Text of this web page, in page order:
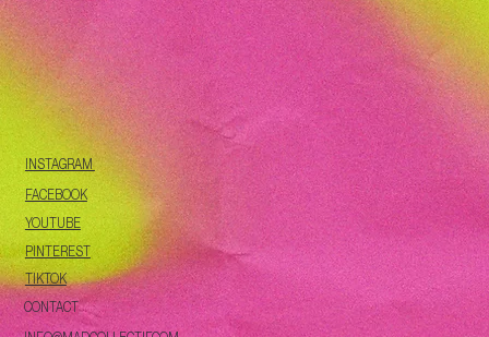
INSTAGRAM
FACEBOOK
YOUTUBE
PINTEREST
TIKTOK
CONTACT